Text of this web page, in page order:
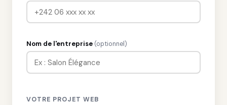
Nom de l'entreprise (optionnel)
VOTRE PROJET WEB